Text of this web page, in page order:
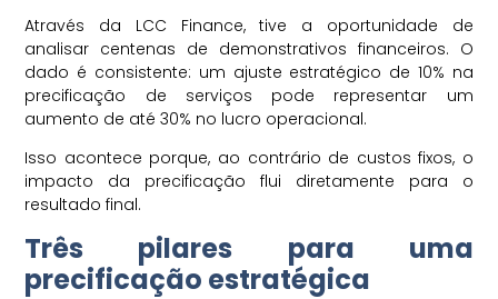
Através da LCC Finance, tive a oportunidade de
analisar centenas de demonstrativos financeiros. O
dado é consistente: um ajuste estratégico de 10% na
precificação de serviços pode representar um
aumento de até 30% no lucro operacional.
Isso acontece porque, ao contrário de custos fixos, o
impacto da precificação flui diretamente para o
resultado final.
Três pilares para uma
precificação estratégica